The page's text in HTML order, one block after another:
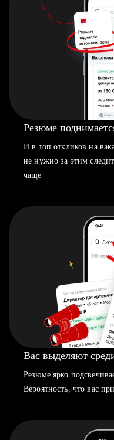
Резюме
И в топ откликов на
не нужно за этим
чаще
Вас выделяют
Резюме ярко
Вероятность, что вас